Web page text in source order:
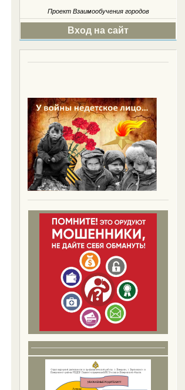
Проект Взаимообучения городов
Вход на сайт